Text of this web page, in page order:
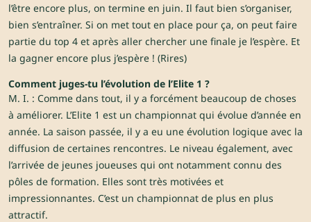
l’être encore plus, on termine en juin. Il faut bien s’organiser,
bien s’entraîner. Si on met tout en place pour ça, on peut faire
partie du top 4 et après aller chercher une finale je l’espère. Et
la gagner encore plus j’espère ! (Rires)
Comment juges-tu l’évolution de l’Elite 1 ?
M. I. : Comme dans tout, il y a forcément beaucoup de choses
à améliorer. L’Elite 1 est un championnat qui évolue d’année en
année. La saison passée, il y a eu une évolution logique avec la
diffusion de certaines rencontres. Le niveau également, avec
l’arrivée de jeunes joueuses qui ont notamment connu des
pôles de formation. Elles sont très motivées et
impressionnantes. C’est un championnat de plus en plus
attractif.